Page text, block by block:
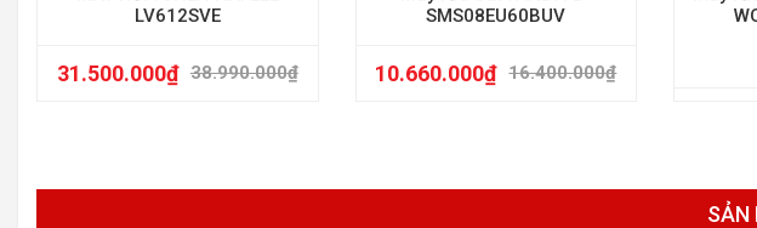
LV612SVE
38.990.000₫
31.500.000₫
SMS08EU60BUV
16.400.000₫
10.660.000₫
SẢN